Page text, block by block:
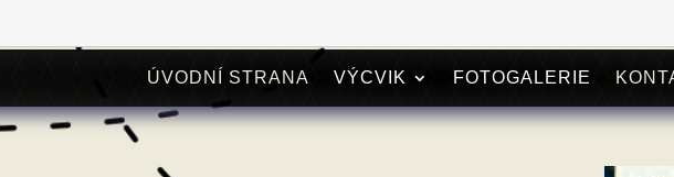
ÚVODNÍ STRANA VÝCVIK FOTOGALERIE